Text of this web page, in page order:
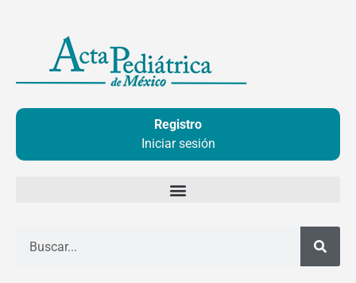
contenido
Registro
Iniciar sesión